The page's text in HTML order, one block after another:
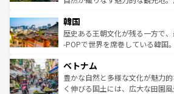
はコンテンツ一覧
いる。アクティビティも充実して
ビング、ハイキングなど、アウ
い。オーストラリアの多彩な魅
参照してほしい。
ン）、静ひつな山岳地帯である台
と山間の静けさが共存しており
驚きをもたらしてくれる。また
容にもいいと評判のスイーツなど
が味わえる。 なお、新着の台
照してほしい。
韓国
歴史ある王朝文化が残る一方で
-POPで世界を席巻している韓国
き、地方に足を延ばせば四季折々
できる。そして、キムチや焼肉
まで、さまざまな韓国料理が待
ベトナム
豊かな自然と多様な文化が魅力
く伸びる国土には、広大な田園